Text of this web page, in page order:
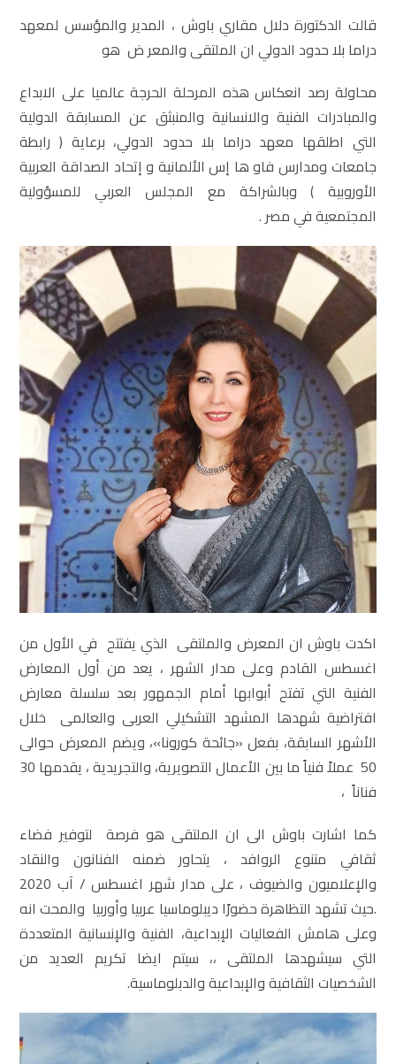
قالت الدكتورة دلال مقاري باوش ، المدير والمؤسس لمعهد
دراما بلا حدود الدولي ان الملتقى والمعر ض هو
محاولة رصد انعكاس هذه المرحلة الحرجة عالميا على الابداع
والمبادرات الفنية والانسانية والمنبثق عن المسابقة الدولية
التي اطلقها معهد دراما بلا حدود الدولي، برعاية ( رابطة
جامعات ومدارس فاو ها إس الألمانية و إتحاد الصداقة العربية
الأوروبية ) وبالشراكة مع المجلس العربي للمسؤولية
المجتمعية في مصر .
اكدت باوش ان المعرض والملتقى الذي يفتتح في الأول من
اغسطس القادم وعلى مدار الشهر ، يعد من أول المعارض
الفنية التي تفتح أبوابها أمام الجمهور بعد سلسلة معارض
افتراضية شهدها المشهد التشكيلي العربى والعالمى خلال
الأشهر السابقة، بفعل «جائحة كورونا»، ويضم المعرض حوالى
50 عملاً فنياً ما بين الأعمال التصويرية، والتجريدية ، يقدمها 30
فناناً ،
كما اشارت باوش الى ان الملتقى هو فرصة لتوفير فضاء
ثقافي متنوع الروافد ، يتحاور ضمنه الفنانون والنقاد
والإعلاميون والضيوف ، على مدار شهر اغسطس / آب 2020
.حيث تشهد التظاهرة حضورًا ديبلوماسيا عربيا وأوربيا والمحت انه
وعلى هامش الفعاليات الإبداعية، الفنية والإنسانية المتعددة
التي سيشهدها الملتقى ،، سيتم ايضا تكريم العديد من
الشخصيات الثقافية والإبداعية والدبلوماسية.